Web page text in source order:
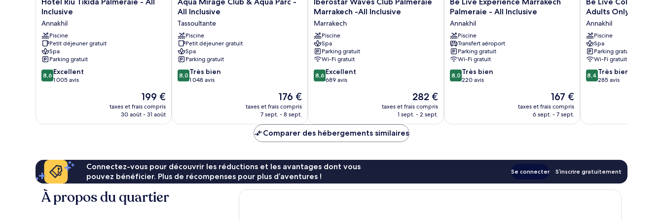
Riu
Palmeraie
-
All
Inclusive
Annakhil
Hotel Riu Tikida Palmeraie - All
Inclusive
Annakhil
Piscine
Petit déjeuner gratuit
Spa
Parking gratuit
8.6
sur
8,6 Excellent
1 005 avis
Le
nouveau
prix
199 €
taxes et frais compris
30 août - 31 août
Mirage
&
Aqua
Parc
-
All
Inclusive
Tassoultante
Aqua Mirage Club & Aqua Parc -
All Inclusive
Tassoultante
Piscine
Petit déjeuner gratuit
Spa
Parking gratuit
8.0
sur
8,0 Très bien
1 048 avis
Le
nouveau
prix
de
176 €
176 €
taxes et frais compris
7 sept. - 8 sept.
Waves
Palmeraie
Marrakech
-
All
Inclusive
Marrakech
Iberostar Waves Club Palmeraie
Marrakech -All Inclusive
Marrakech
Piscine
Spa
Parking gratuit
Wi-Fi gratuit
8.6
sur
8,6 Excellent
689 avis
Le
nouveau
prix
282 €
taxes et frais compris
1 sept. - 2 sept.
Live
Marrakech
Palmeraie
-
All
Inclusive
Annakhil
Be Live Experience Marrakech
Palmeraie - All Inclusive
Annakhil
Piscine
Transfert aéroport
Parking gratuit
Wi-Fi gratuit
8.0
sur
8,0 Très bien
220 avis
Le
nouveau
prix
167 €
taxes et frais compris
6 sept. - 7 sept.
Live
Marrakech
Adults
Only
-
All
Inclusive
Annakhil
Be Live Collection
Adults Only - All
Annakhil
Piscine
Spa
Parking gratuit
Wi-Fi gratuit
8.4
sur
8,4 Très bien
285 avis
Comparer des hébergements similaires
Connectez-vous pour découvrir les réductions et les avantages dont vous
pouvez bénéficier. Plus de récompenses pour plus d’aventures !
Se connecter S’inscrire gratuitement
À propos du quartier